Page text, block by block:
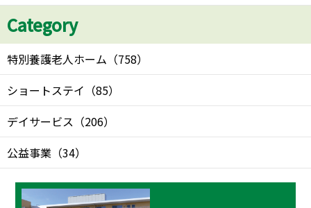
Category
特別養護老人ホーム （758）
ショートステイ （85）
デイサービス （206）
公益事業 （34）